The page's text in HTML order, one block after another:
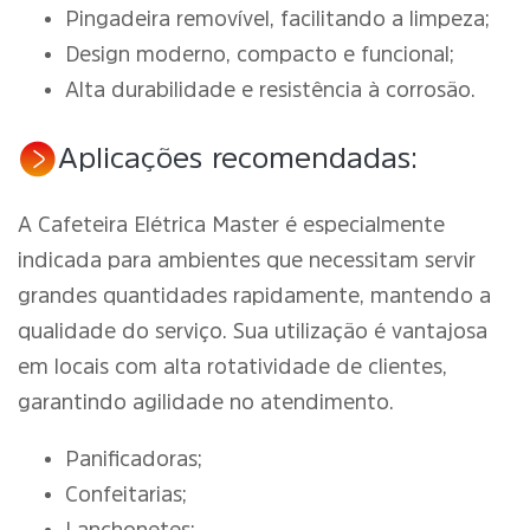
Pingadeira removível, facilitando a limpeza;
Design moderno, compacto e funcional;
Alta durabilidade e resistência à corrosão.
Aplicações recomendadas:
A Cafeteira Elétrica Master é especialmente
indicada para ambientes que necessitam servir
grandes quantidades rapidamente, mantendo a
qualidade do serviço. Sua utilização é vantajosa
em locais com alta rotatividade de clientes,
garantindo agilidade no atendimento.
Panificadoras;
Confeitarias;